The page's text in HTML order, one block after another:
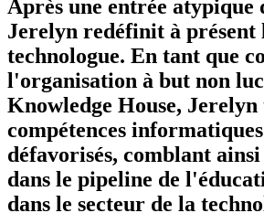
Après une entrée atypique
Jerelyn redéfinit à présent
technologue. En tant que
l'organisation à but non
Knowledge House, Jerelyn
compétences
défavorisés, comblant ainsi
dans le pipeline de
dans le secteur de la